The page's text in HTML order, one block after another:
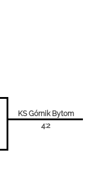
KS Górnik Bytom
4:2